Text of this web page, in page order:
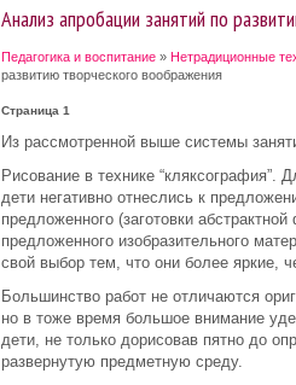
Анализ апробации занятий по
Педагогика и воспитание» Нетрадиционные
развитию творческого воображения
Страница 1
Из рассмотренной выше системы
Рисование в технике
дети негативно отнеслись к
предложенного (заготовки
предложенного изобразительного
свой выбор тем, что они более яркие,
Большинство работ не отличаются
но в тоже время большое внимание
дети, не только дорисовав пятно до
развернутую предметную среду.